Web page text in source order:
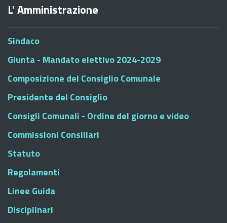
L' Amministrazione
Sindaco
Giunta - Mandato elettivo 2024-2029
Composizione del Consiglio Comunale
Presidente del Consiglio
Consigli Comunali - Ordine del giorno e video
Commissioni Consiliari
Statuto
Regolamenti
Linee Guida
Disciplinari